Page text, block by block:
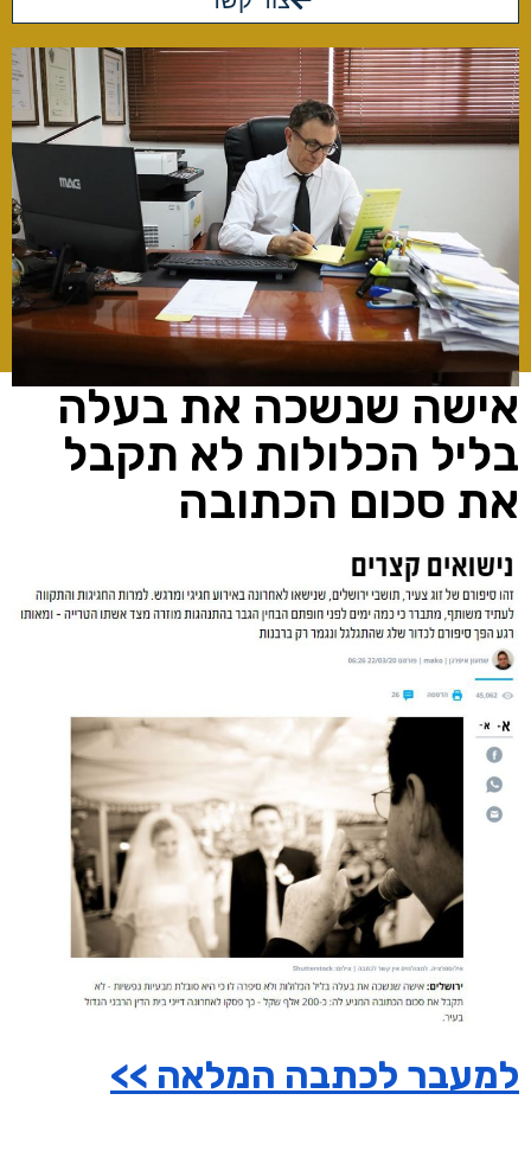
אישה שנשכה את בעלה
בליל הכלולות לא תקבל
את סכום הכתובה
למעבר לכתבה המלאה >>